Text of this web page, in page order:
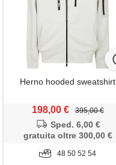
Herno hooded sweatshirt
198,00 € 395,00 €
Sped. 6,00 €
gratuita oltre 300,00 €
48 50 52 54